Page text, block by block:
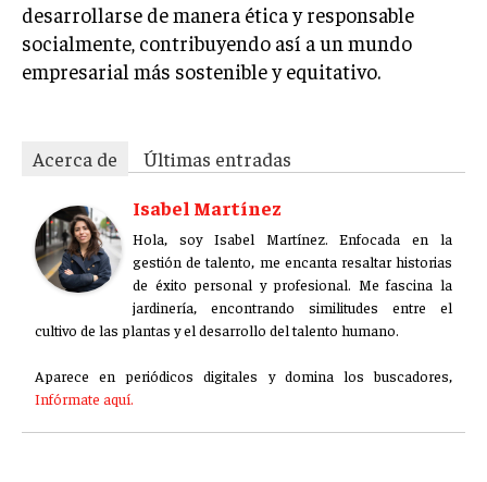
desarrollarse de manera ética y responsable
socialmente, contribuyendo así a un mundo
empresarial más sostenible y equitativo.
Acerca de
Últimas entradas
Isabel Martínez
Hola, soy Isabel Martínez. Enfocada en la
gestión de talento, me encanta resaltar historias
de éxito personal y profesional. Me fascina la
jardinería, encontrando similitudes entre el
cultivo de las plantas y el desarrollo del talento humano.
Aparece en periódicos digitales y domina los buscadores,
Infórmate aquí.